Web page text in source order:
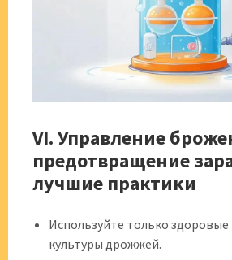
VI. Управление
предотвращение
лучшие практики
Используйте только здоровые
культуры дрожжей.